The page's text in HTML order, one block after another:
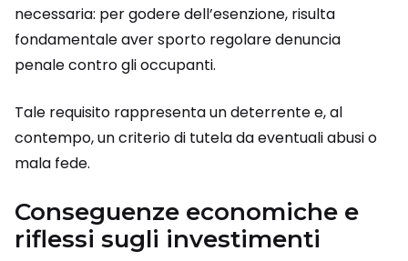
necessaria: per godere dell’esenzione, risulta
fondamentale aver sporto regolare denuncia
penale contro gli occupanti.
Tale requisito rappresenta un deterrente e, al
contempo, un criterio di tutela da eventuali abusi o
mala fede.
Conseguenze economiche e
riflessi sugli investimenti